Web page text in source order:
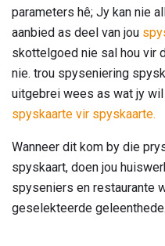
parameters hê; Jy kan nie
aanbied as deel van jou
skottelgoed nie sal hou vir
nie. trou spyseniering
uitgebrei wees as wat jy wil
spyskaarte vir spyskaarte.
Wanneer dit kom by die
spyskaart, doen jou
spyseniers en restaurante
geselekteerde geleenthede.